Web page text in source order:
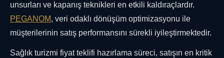
unsurları ve kapanış teknikleri en etkili kaldıraçlardır.
PEGANOM, veri odaklı dönüşüm optimizasyonu ile
müşterilerinin satış performansını sürekli iyileştirmektedir.
Sağlık turizmi fiyat teklifi hazırlama süreci, satışın en kritik